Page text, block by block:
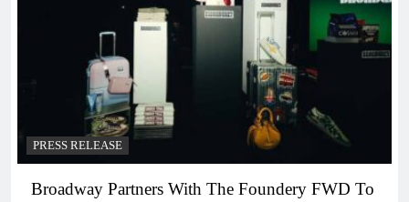
PRESS RELEASE
Broadway Partners With The Foundery FWD To